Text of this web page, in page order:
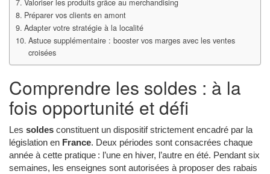
Valoriser les produits grâce au merchandising
Préparer vos clients en amont
Adapter votre stratégie à la localité
Astuce supplémentaire : booster vos marges avec les ventes
croisées
Comprendre les soldes : à la
fois opportunité et défi
Les soldes constituent un dispositif strictement encadré par la
législation en France. Deux périodes sont consacrées chaque
année à cette pratique : l’une en hiver, l’autre en été. Pendant six
semaines, les enseignes sont autorisées à proposer des rabais